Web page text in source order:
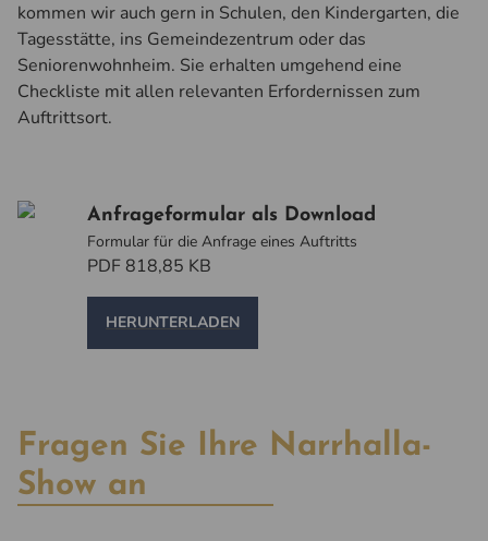
kommen wir auch gern in Schulen, den Kindergarten, die
Tagesstätte, ins Gemeindezentrum oder das
Seniorenwohnheim. Sie erhalten umgehend eine
Checkliste mit allen relevanten Erfordernissen zum
Auftrittsort.
Anfrageformular als Download
Formular für die Anfrage eines Auftritts
PDF 818,85 KB
HERUNTERLADEN
Fragen Sie Ihre Narrhalla-
Show an